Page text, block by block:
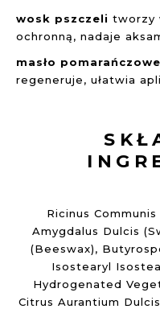
wosk pszczeli tworzy
ochronną, nadaje
masło pomarańczowe
regeneruje, ułatwia
Ricinus
Amygdalus Dulcis
(Beeswax),
Isostearyl
Hydrogenated
Citrus Aurantium